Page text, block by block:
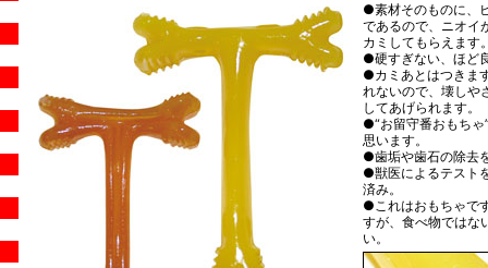
●素材そのものに、
であるので、ニオイ
カミしてもらえます
●硬すぎない、ほど
●カミあとはつきま
れないので、壊しや
してあげられます。
●“お留守番おもち
思います。
●歯垢や歯石の除去
●獣医によるテスト
済み。
●これはおもちゃで
すが、食べ物ではな
い。